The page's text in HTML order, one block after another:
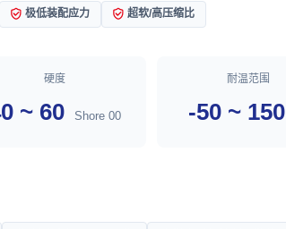
极低装配应力 超软/高压缩比
硬度
~ 60 Shore 00
耐温范围
-50 ~ 150